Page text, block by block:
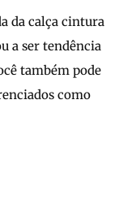
da calça cintura
a ser tendência
também pode
como